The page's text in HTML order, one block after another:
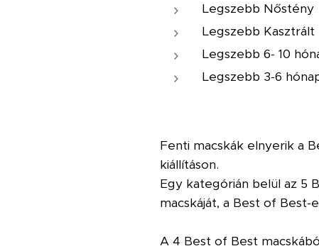
Legszebb Nőstény
Legszebb Kasztrált
Legszebb 6- 10
Legszebb 3-6
Fenti macskák elnyerik a
kiállításon.
Egy kategórián belül az 5
macskáját, a Best of Best-
A 4 Best of Best